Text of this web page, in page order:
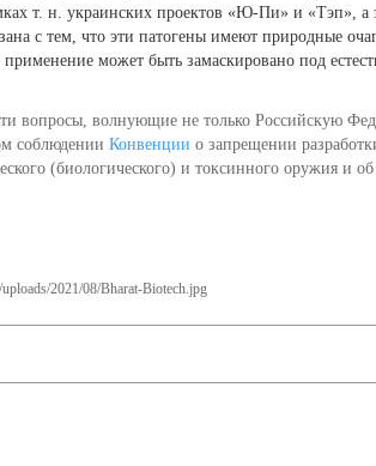
т. н. украинских проектов «Ю-Пи» и «Тэп», а
с тем, что эти патогены имеют природные
может быть замаскировано под
вопросы, волнующие не только Российскую
соблюдении Конвенции о запрещении
(биологического) и токсинного оружия и
2021/08/Bharat-Biotech.jpg